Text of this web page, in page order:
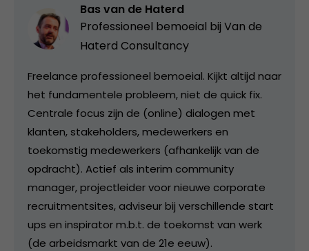
Bas van de Haterd
Professioneel bemoeial bij Van de
Haterd Consultancy
Freelance professioneel bemoeial. Kijkt altijd naar
het fundamentele probleem, niet de quick fix.
Centrale focus zijn de (online) dialogen met
klanten, stakeholders, medewerkers en
toekomstig medewerkers (afhankelijk van de
opdracht). Actief als interim community
manager, projectleider voor nieuwe corporate
recruitmentsites, adviseur bij verschillende start
ups en inspirator m.b.t. de toekomst van werk
(de arbeidsmarkt van de 21e eeuw).